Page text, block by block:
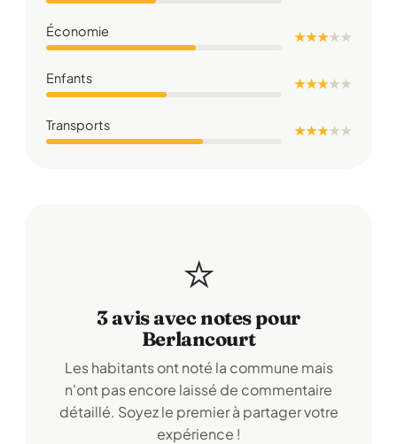
Économie ★ ★ ★★★
Enfants ★ ★ ★★★
Transports ★ ★ ★★★
⭐
3 avis avec notes pour
Berlancourt
Les habitants ont noté la commune mais
n'ont pas encore laissé de commentaire
détaillé. Soyez le premier à partager votre
expérience !